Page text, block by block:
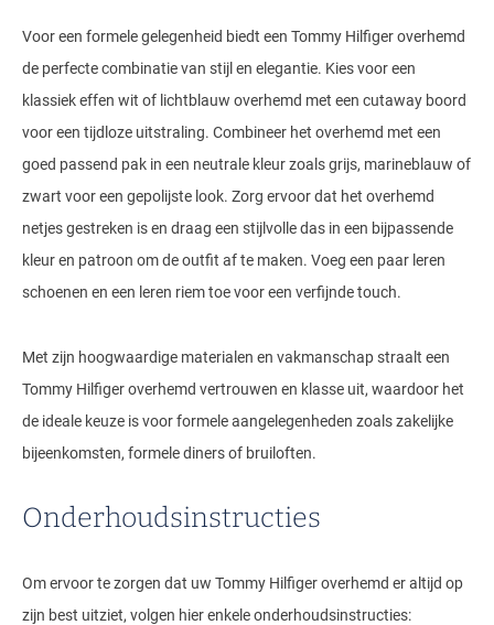
Voor een formele gelegenheid biedt een Tommy Hilfiger overhemd
de perfecte combinatie van stijl en elegantie. Kies voor een
klassiek effen wit of lichtblauw overhemd met een cutaway boord
voor een tijdloze uitstraling. Combineer het overhemd met een
goed passend pak in een neutrale kleur zoals grijs, marineblauw of
zwart voor een gepolijste look. Zorg ervoor dat het overhemd
netjes gestreken is en draag een stijlvolle das in een bijpassende
kleur en patroon om de outfit af te maken. Voeg een paar leren
schoenen en een leren riem toe voor een verfijnde touch.
Met zijn hoogwaardige materialen en vakmanschap straalt een
Tommy Hilfiger overhemd vertrouwen en klasse uit, waardoor het
de ideale keuze is voor formele aangelegenheden zoals zakelijke
bijeenkomsten, formele diners of bruiloften.
Onderhoudsinstructies
Om ervoor te zorgen dat uw Tommy Hilfiger overhemd er altijd op
zijn best uitziet, volgen hier enkele onderhoudsinstructies: